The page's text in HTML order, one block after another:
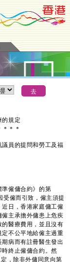
的規定
＊ ＊ ＊
員的提問和勞工及福
僱傭合約》的第
受僱而引致，僱主須提
日，香港家庭傭工僱
主承擔外傭患上危疾
醫療費用，並且沒有
不公平地給僱主過重
病而有註冊醫生發出
終止僱傭合約。然
，除非外傭同意向第